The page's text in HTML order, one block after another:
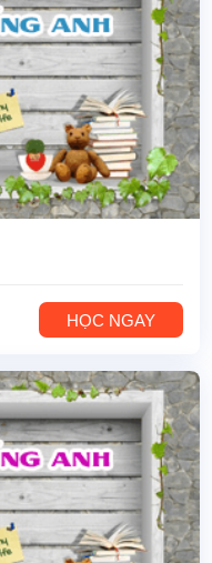
HỌC NGAY